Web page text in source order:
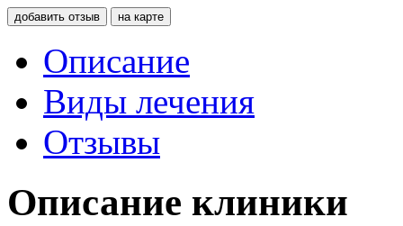
добавить отзыв на карте
Описание
Виды лечения
Отзывы
Описание клиники